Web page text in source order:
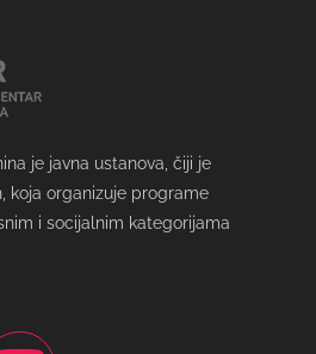
je javna ustanova, čiji je
koja organizuje programe
i socijalnim kategorijama